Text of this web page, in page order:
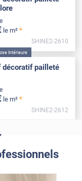
le m² *
SHINE2-2610
Intérieure
décoratif pailleté
le m² *
SHINE2-2612